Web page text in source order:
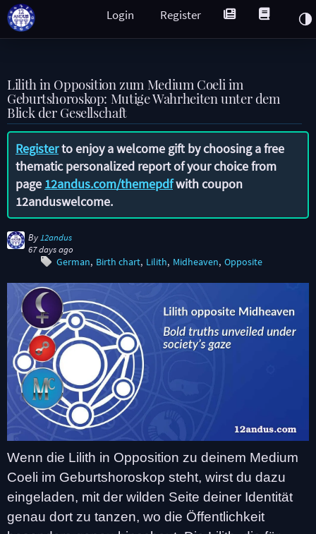
Register
Login
Lilith in Opposition zum Medium Coeli im
Geburtshoroskop: Mutige Wahrheiten unter dem
Blick der Gesellschaft
Registerto enjoy a welcome gift by choosing a free
thematic personalized report of your choice from
page 12andus.com/themepdfwith coupon
12anduswelcome.
By 12andus
67 days ago
German Birth chart Lilith Midheaven Opposite
Wenn die Lilith in Opposition zu deinem Medium
Coeli im Geburtshoroskop steht, wirst du dazu
eingeladen, mit der wilden Seite deiner Identität
genau dort zu tanzen, wo die Öffentlichkeit